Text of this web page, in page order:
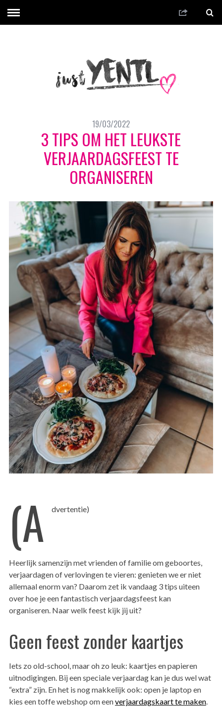
19/03/2022
3 TIPS OM HET LEUKSTE
VERJAARDAGSFEEST TE
ORGANISEREN
(A dvertentie)
Heerlijk samenzijn met vrienden of familie om geboortes,
verjaardagen of verlovingen te vieren: genieten we er niet
allemaal enorm van? Daarom zet ik vandaag 3 tips uiteen
over hoe je een fantastisch verjaardagsfeest kan
organiseren. Naar welk feest kijk jij uit?
Geen feest zonder kaartjes
Iets zo old-school, maar oh zo leuk: kaartjes en papieren
uitnodigingen. Bij een speciale verjaardag kan je dus wel wat
“extra” zijn. En het is nog makkelijk ook: open je laptop en
kies een toffe webshop om eenverjaardagskaart te maken.